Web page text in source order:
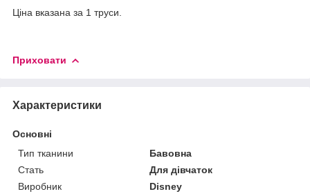
Ціна вказана за 1 труси.
Приховати
Характеристики
Основні
Тип тканини
Бавовна
Стать
Для дівчаток
Виробник
Disney